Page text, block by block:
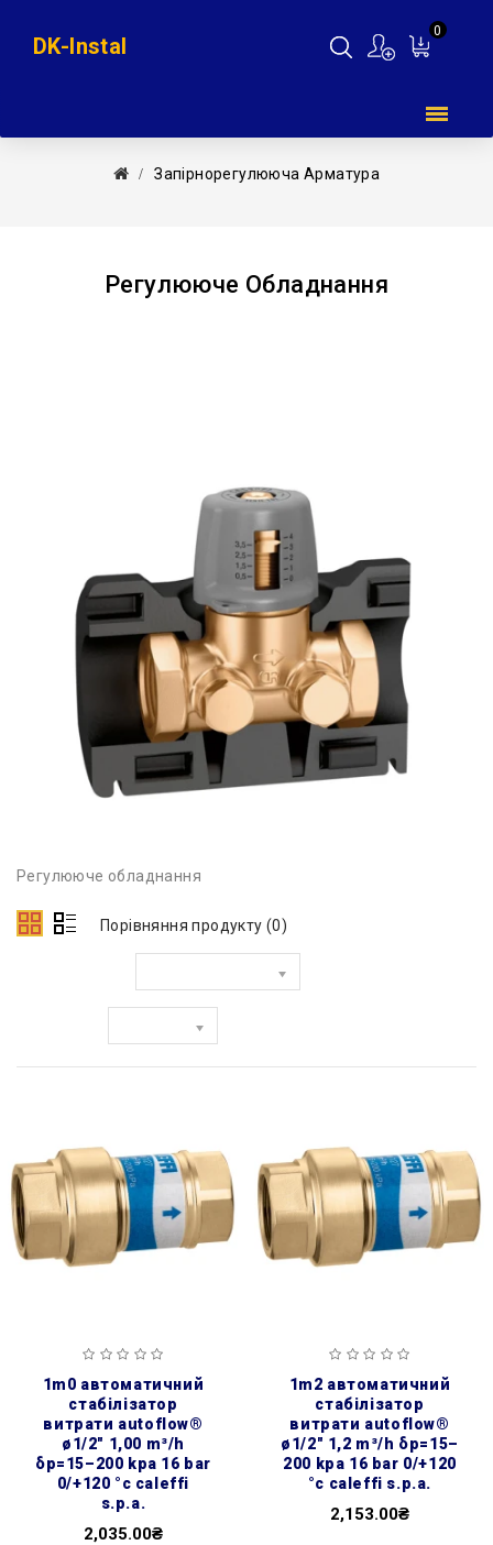
0
DK-Instal
Запірнорегулююча Арматура
Регулююче Обладнання
Регулююче обладнання
Порівняння продукту (0)
1m0 автоматичний
стабілізатор
витрати autoflow®
ø1/2″ 1,00 m³/h
δp=15–200 kpa 16 bar
0/+120 °c caleffi
s.p.a.
2,035.00₴
1m2 автоматичний
стабілізатор
витрати autoflow®
ø1/2″ 1,2 m³/h δp=15–
200 kpa 16 bar 0/+120
°c caleffi s.p.a.
2,153.00₴